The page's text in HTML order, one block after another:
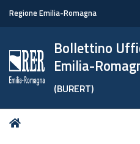
Regione Emilia-Romagna
Bollettino
Emilia-
(BURERT)
Tu